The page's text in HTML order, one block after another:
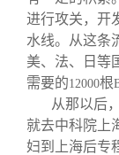
进行攻关，开
水线。从这条
美、法、日等
需要的12000根
从那以后
就去中科院上
妇到上海后专